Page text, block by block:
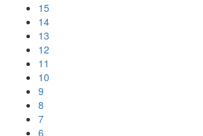
15
14
13
12
11
10
9
8
7
6